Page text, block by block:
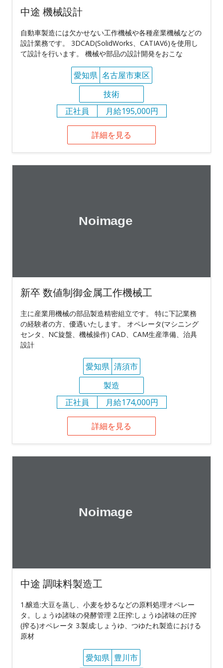
中途 機械設計
自動車製造には欠かせない工作機械や各種産業機械などの
設計業務です。 3DCAD(SolidWorks、CATIAV6)を使用し
て設計を行います。 機械や部品の設計開発をおこな
愛知県 名古屋市東区
技術
正社員
月給195,000円
詳細を見る
新卒 数値制御金属工作機械工
主に産業用機械の部品製造精密組立です。 特に下記業務
の経験者の方、優遇いたします。 オペレータ(マシニング
センタ、NC旋盤、機械操作) CAD、CAM生産準備、治具
設計
愛知県 清須市
製造
正社員
月給174,000円
詳細を見る
中途 調味料製造工
1.醸造:大豆を蒸し、小麦を炒るなどの原料処理オペレー
タ。しょうゆ諸味の発酵管理 2.圧搾:しょうゆ諸味の圧搾
(搾る)オペレータ 3.製成:しょうゆ、つゆたれ製造における
原材
愛知県 豊川市